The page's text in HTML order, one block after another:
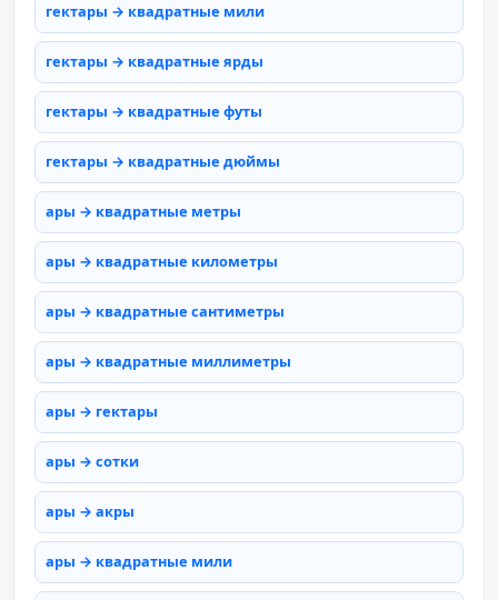
гектары → квадратные мили
гектары → квадратные ярды
гектары → квадратные футы
гектары → квадратные дюймы
ары → квадратные метры
ары → квадратные километры
ары → квадратные сантиметры
ары → квадратные миллиметры
ары → гектары
ары → сотки
ары → акры
ары → квадратные мили